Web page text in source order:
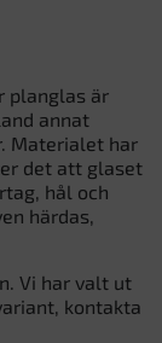
planglas är
annat
Materialet har
det att glaset
hål och
härdas,
Vi har valt ut
kontakta